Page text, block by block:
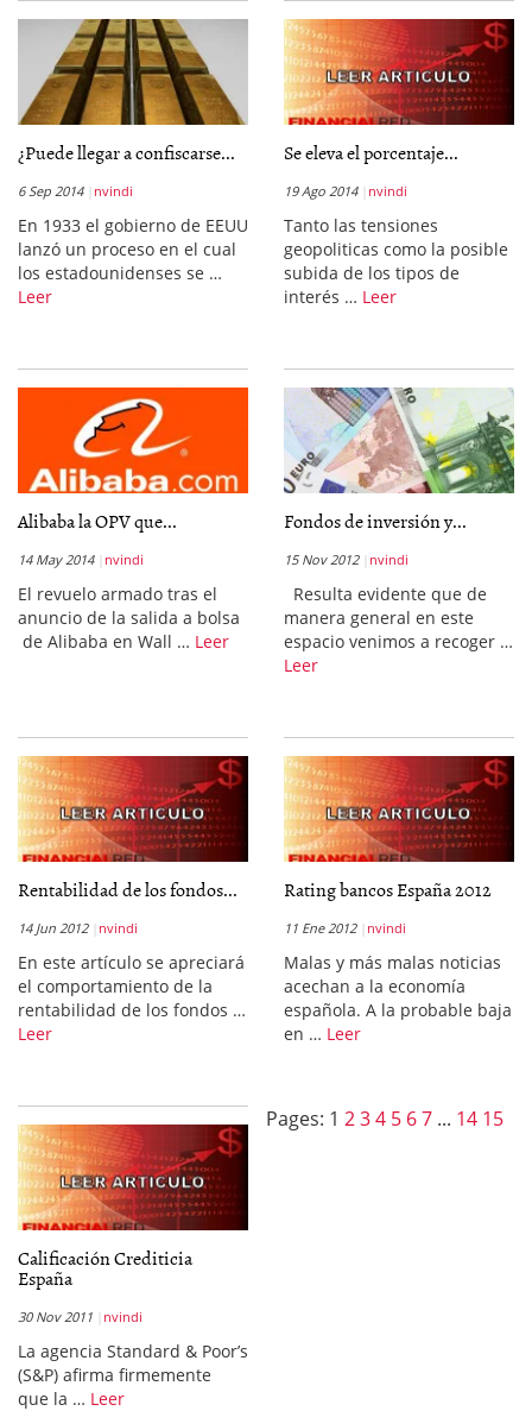
¿Puede llegar a confiscarse...
6 Sep 2014 nvindi
En 1933 el gobierno de EEUU
lanzó un proceso en el cual
los estadounidenses se …
Leer
Se eleva el porcentaje...
19 Ago 2014 nvindi
Tanto las tensiones
geopoliticas como la posible
subida de los tipos de
interés … Leer
Alibaba la OPV que...
14 May 2014 nvindi
El revuelo armado tras el
anuncio de la salida a bolsa
de Alibaba en Wall … Leer
Fondos de inversión y...
15 Nov 2012 nvindi
Resulta evidente que de
manera general en este
espacio venimos a recoger …
Leer
Rentabilidad de los fondos...
14 Jun 2012 nvindi
En este artículo se apreciará
el comportamiento de la
rentabilidad de los fondos …
Leer
Rating bancos España 2012
11 Ene 2012 nvindi
Malas y más malas noticias
acechan a la economía
española. A la probable baja
en … Leer
Calificación Crediticia
España
30 Nov 2011 nvindi
La agencia Standard & Poor’s
(S&P) afirma firmemente
que la … Leer
Pages: 1 234 5 67 ... 14 15